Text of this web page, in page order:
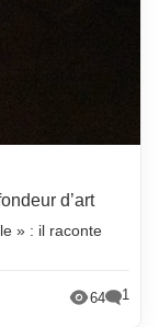
d’art
» : il raconte
64 1